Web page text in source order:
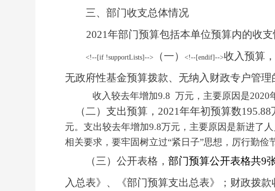
三、 部门收支总体情况
2021年部门预算包括本单位预算内的收支
<!--[if !supportLists]--> （一） <!--[endif]-->收入预算，
无政府性基金预算拨款、无纳入财政专户管
收入较去年增加9.8 万元，主要原因是2020
（二）支出预算， 2021年年初预算数195.88
元。支出较去年增加9.8万元，主要原因是新进了
相关要求，要牢固树立过“紧日子”思想，厉行勤俭
（三）公开表格， 部门预算公开表格共9
入总表》 、 《部门预算支出总表》；财政拨款